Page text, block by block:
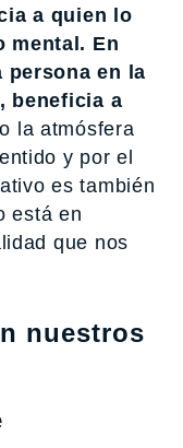
a quien lo
mental. En
persona en la
beneficia a
la atmósfera
y por el
es también
está en
que nos
nuestros